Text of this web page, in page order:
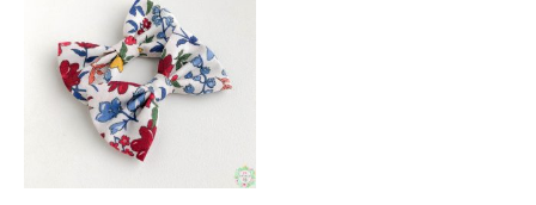
prix :
4,00€
à
4,50€